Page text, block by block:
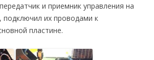
и приемник управления на
подключил их проводами к
пластине.